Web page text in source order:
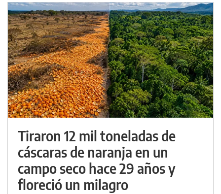
Tiraron 12 mil toneladas de
cáscaras de naranja en un
campo seco hace 29 años y
floreció un milagro